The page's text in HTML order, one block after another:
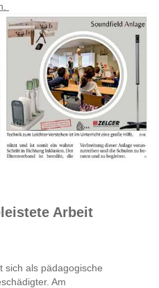
Arbeit
sich als pädagogische
Am